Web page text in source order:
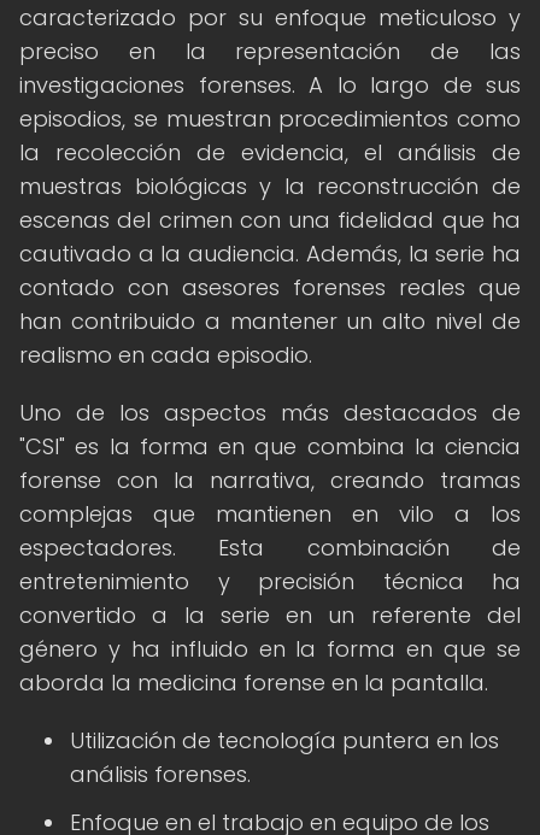
caracterizado por su enfoque meticuloso y
preciso en la representación de las
investigaciones forenses. A lo largo de sus
episodios, se muestran procedimientos como
la recolección de evidencia, el análisis de
muestras biológicas y la reconstrucción de
escenas del crimen con una fidelidad que ha
cautivado a la audiencia. Además, la serie ha
contado con asesores forenses reales que
han contribuido a mantener un alto nivel de
realismo en cada episodio.
Uno de los aspectos más destacados de
"CSI" es la forma en que combina la ciencia
forense con la narrativa, creando tramas
complejas que mantienen en vilo a los
espectadores. Esta combinación de
entretenimiento y precisión técnica ha
convertido a la serie en un referente del
género y ha influido en la forma en que se
aborda la medicina forense en la pantalla.
Utilización de tecnología puntera en los
análisis forenses.
Enfoque en el trabajo en equipo de los